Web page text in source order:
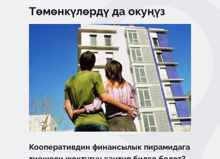
Төмөнкүлөрдү да окуңүз
Кооперативдин финансылык пирамидага